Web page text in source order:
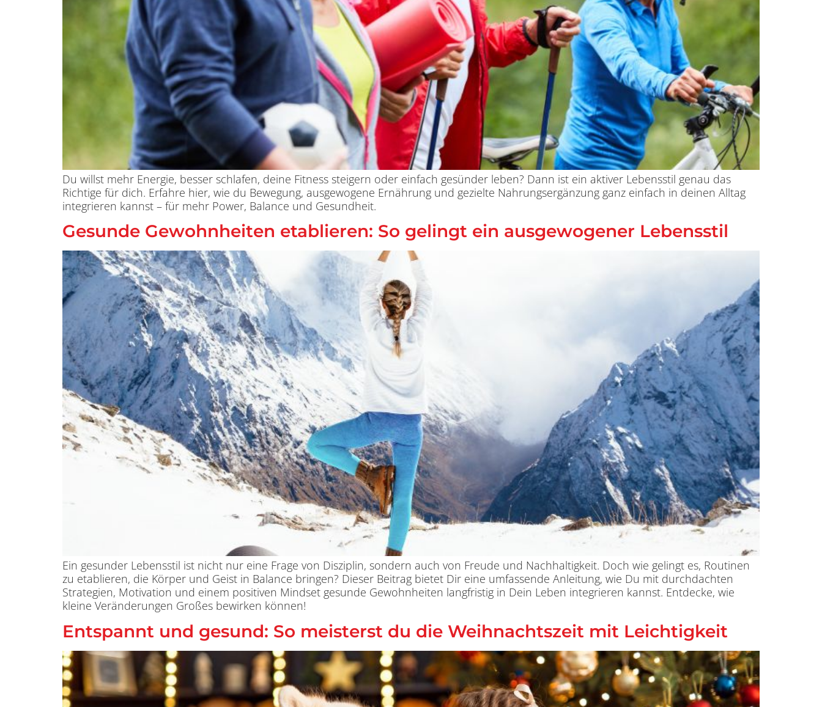
Du willst mehr Energie, besser schlafen, deine Fitness steigern oder einfach gesünder leben? Dann ist ein aktiver Lebensstil genau das
Richtige für dich. Erfahre hier, wie du Bewegung, ausgewogene Ernährung und gezielte Nahrungsergänzung ganz einfach in deinen Alltag
integrieren kannst – für mehr Power, Balance und Gesundheit.
Gesunde Gewohnheiten etablieren: So gelingt ein ausgewogener Lebensstil
Ein gesunder Lebensstil ist nicht nur eine Frage von Disziplin, sondern auch von Freude und Nachhaltigkeit. Doch wie gelingt es, Routinen
zu etablieren, die Körper und Geist in Balance bringen? Dieser Beitrag bietet Dir eine umfassende Anleitung, wie Du mit durchdachten
Strategien, Motivation und einem positiven Mindset gesunde Gewohnheiten langfristig in Dein Leben integrieren kannst. Entdecke, wie
kleine Veränderungen Großes bewirken können!
Entspannt und gesund: So meisterst du die Weihnachtszeit mit Leichtigkeit